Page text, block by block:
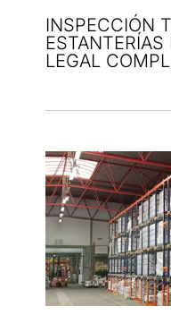
INSPECCIÓN
LEGAL